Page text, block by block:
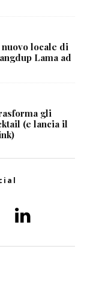
locale di
Lama ad
gli
(e lancia il